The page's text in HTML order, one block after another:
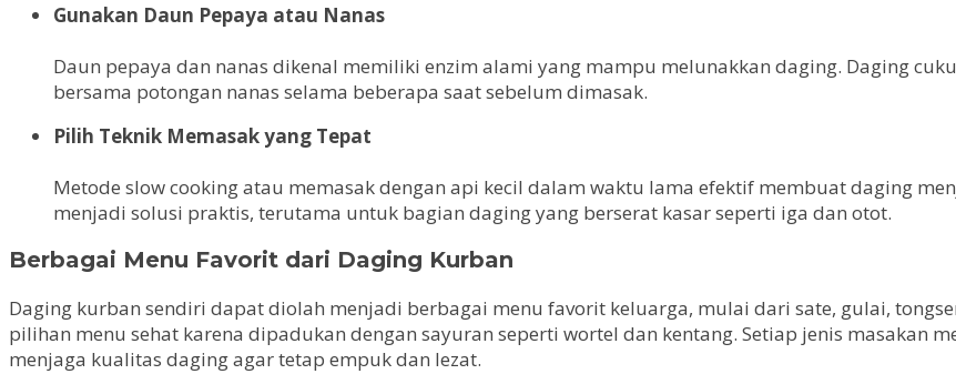
Gunakan Daun Pepaya atau Nanas
Daun pepaya dan nanas dikenal memiliki enzim alami yang mampu melunakkan daging. Daging
bersama potongan nanas selama beberapa saat sebelum dimasak.
Pilih Teknik Memasak yang Tepat
Metode slow cooking atau memasak dengan api kecil dalam waktu lama efektif membuat daging
menjadi solusi praktis, terutama untuk bagian daging yang berserat kasar seperti iga dan otot.
Berbagai Menu Favorit dari Daging Kurban
Daging kurban sendiri dapat diolah menjadi berbagai menu favorit keluarga, mulai dari sate, gulai,
pilihan menu sehat karena dipadukan dengan sayuran seperti wortel dan kentang. Setiap jenis masakan
menjaga kualitas daging agar tetap empuk dan lezat.